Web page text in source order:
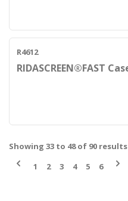
R4612
RIDASCREEN®FAST
Showing 33 to 48of 90 results
1
2 3 4 5 6